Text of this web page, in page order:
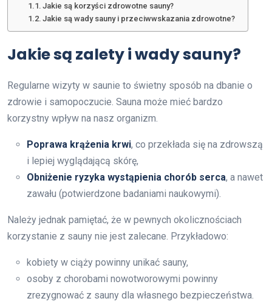
Jakie są korzyści zdrowotne sauny?
Jakie są wady sauny i przeciwwskazania zdrowotne?
Jakie są zalety i wady sauny?
Regularne wizyty w saunie to świetny sposób na dbanie o
zdrowie i samopoczucie. Sauna może mieć bardzo
korzystny wpływ na nasz organizm.
Poprawa krążenia krwi, co przekłada się na zdrowszą
i lepiej wyglądającą skórę,
Obniżenie ryzyka wystąpienia chorób serca, a nawet
zawału (potwierdzone badaniami naukowymi).
Należy jednak pamiętać, że w pewnych okolicznościach
korzystanie z sauny nie jest zalecane. Przykładowo:
kobiety w ciąży powinny unikać sauny,
osoby z chorobami nowotworowymi powinny
zrezygnować z sauny dla własnego bezpieczeństwa.